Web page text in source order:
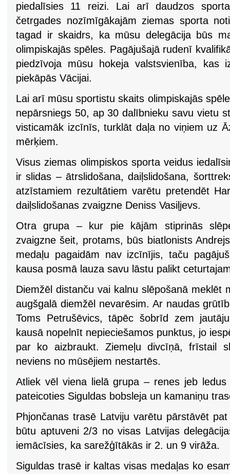
piedalīsies 11 reizi. Lai arī daudzos
četrgades nozīmīgākajām ziemas sporta
tagad ir skaidrs, ka mūsu delegācija būs
olimpiskajās spēles. Pagājušajā rudenī
piedzīvoja mūsu hokeja valstsvienība,
piekāpās Vācijai.
Lai arī mūsu sportistu skaits olimpiskajās
nepārsniegs 50, ap 30 dalībnieku savu vietu
visticamāk izcīnīs, turklāt daļa no viņiem uz
mērķiem.
Visus ziemas olimpiskos sporta veidus
ir slidas – ātrslidošana, daiļslidošana,
atzīstamiem rezultātiem varētu pretendēt
daiļslidošanas zvaigzne Deniss Vasiļjevs.
Otra grupa – kur pie kājām stiprinās
zvaigzne šeit, protams, būs biatlonists
medaļu pagaidām nav izcīnījis, taču
kausa posmā lauza savu lāstu palikt
Diemžēl distanču vai kalnu slēpošanā meklēt
augšgalā diemžēl nevarēsim. Ar naudas
Toms Petrušēvics, tāpēc šobrīd zem
kausā nopelnīt nepieciešamos punktus, jo
par ko aizbraukt. Ziemeļu divcīņā, frīstail
neviens no mūsējiem nestartēs.
Atliek vēl viena lielā grupa – renes jeb
pateicoties Siguldas bobsleja un kamaniņu
Phjončanas trasē Latviju varētu pārstāvēt
būtu aptuveni 2/3 no visas Latvijas
iemācīsies, ka sarežģītākās ir 2. un 9 virāža.
Siguldas trasē ir kaltas visas medaļas ko